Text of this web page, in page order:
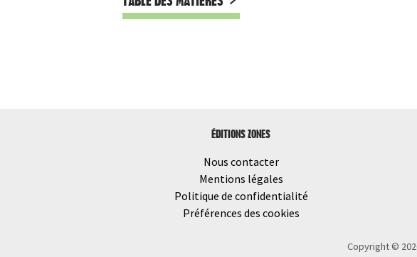
ÉDITIONS ZONES
Nous contacter
Mentions légales
Politique de confidentialité
Préférences des cookies
Copyright ©